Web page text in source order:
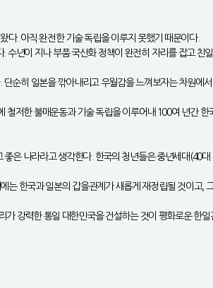
다. 아직 완전한 기술 독립을 이루지 못했기 때문이다.
년이 지나 부품 국산화 정책이 완전히 자리를 잡고
순히 일본을 깎아내리고 우월감을 느껴보자는 차원에
저한 불매운동과 기술 독립을 이루어내 100여 년간 한
은 나라라고 생각한다. 한국의 청년들은 중년세대(40
한국과 일본의 갑을관계가 새롭게 재정립될 것이고
강력한 통일 대한민국을 건설하는 것이 평화로운 한